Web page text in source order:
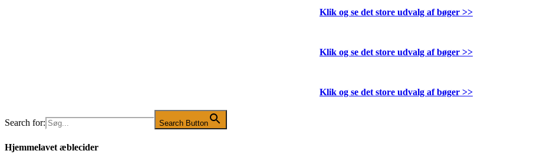
Klik og se det store udvalg af bøger >>
Klik og se det store udvalg af bøger >>
Klik og se det store udvalg af bøger >>
Search for: Search Button
Hjemmelavet æblecider